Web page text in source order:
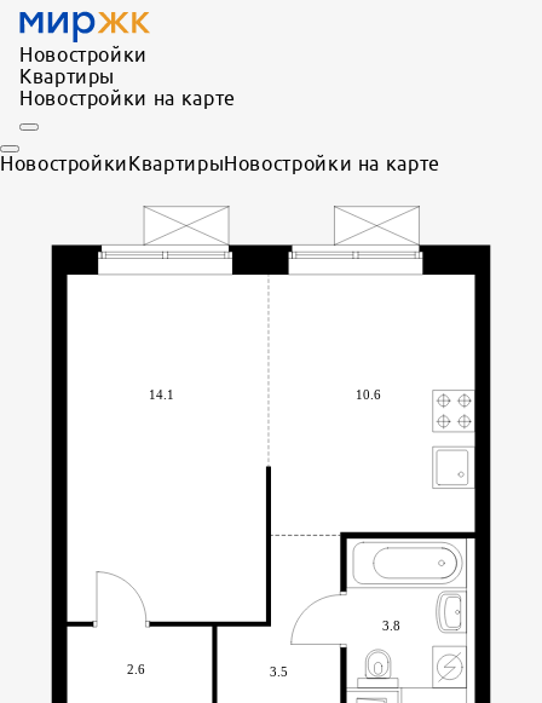
Новостройки
Квартиры
Новостройки на карте
НовостройкиКвартирыНовостройки на карте